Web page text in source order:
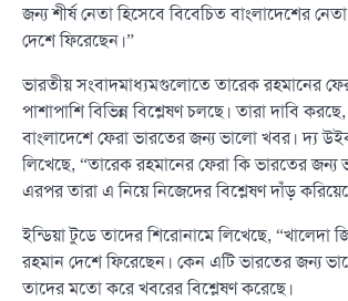
জন্য শীর্ষ নেতা হিসেবে বিবেচিত বাংলাদেশের
দেশে ফিরেছেন।”
ভারতীয় সংবাদমাধ্যমগুলোতে তারেক রহমানের
পাশাপাশি বিভিন্ন বিশ্লেষণ চলছে। তারা দাবি
বাংলাদেশে ফেরা ভারতের জন্য ভালো খবর। দ্য
লিখেছে, “তারেক রহমানের ফেরা কি ভারতের
এরপর তারা এ নিয়ে নিজেদের বিশ্লেষণ দাঁড়
ইন্ডিয়া টুডে তাদের শিরোনামে লিখেছে, “খালেদা
রহমান দেশে ফিরেছেন। কেন এটি ভারতের জন্য
তাদের মতো করে খবরের বিশ্লেষণ করেছে।